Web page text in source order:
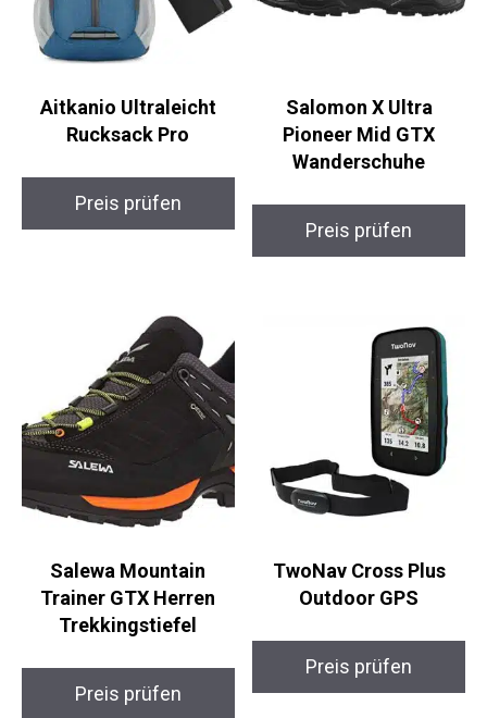
Aitkanio Ultraleicht
Rucksack Pro
Preis prüfen
Salomon X Ultra
Pioneer Mid GTX
Wanderschuhe
Preis prüfen
Salewa Mountain
Trainer GTX Herren
Trekkingstiefel
Preis prüfen
TwoNav Cross Plus
Outdoor GPS
Preis prüfen